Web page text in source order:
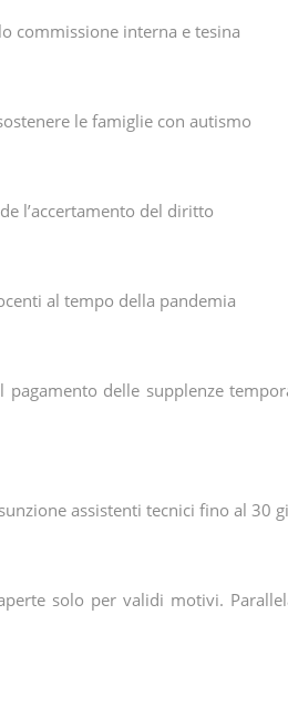
commissione interna e tesina
le famiglie con autismo
l’accertamento del diritto
al tempo della pandemia
delle supplenze
assistenti tecnici fino al 30
solo per validi motivi.